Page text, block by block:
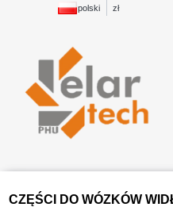
polski zł
CZĘŚCI DO WÓZKÓW